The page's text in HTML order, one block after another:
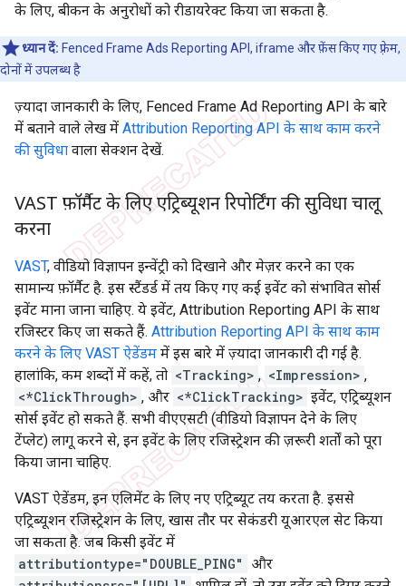
के लिए, बीकन के अनुरोधों को रीडायरेक्ट किया जा सकता है.
ध्यान दें: Fenced Frame Ads Reporting API, iframe और फ़ेंस किए गए फ़्रेम,
दोनों में उपलब्ध है
ज़्यादा जानकारी के लिए, Fenced Frame Ad Reporting API के बारे
में बताने वाले लेख में Attribution Reporting API के साथ काम करने
की सुविधा वाला सेक्शन देखें.
VAST फ़ॉर्मैट के लिए एट्रिब्यूशन रिपोर्टिंग की सुविधा चालू
करना
VAST, वीडियो विज्ञापन इन्वेंट्री को दिखाने और मेज़र करने का एक
सामान्य फ़ॉर्मैट है. इस स्टैंडर्ड में तय किए गए कई इवेंट को संभावित सोर्स
इवेंट माना जाना चाहिए. ये इवेंट, Attribution Reporting API के साथ
रजिस्टर किए जा सकते हैं. Attribution Reporting API के साथ काम
करने के लिए VAST ऐडेंडम में इस बारे में ज़्यादा जानकारी दी गई है.
हालांकि, कम शब्दों में कहें, तो <Tracking> , <Impression> ,
<*ClickThrough> , और <*ClickTracking> इवेंट, एट्रिब्यूशन
सोर्स इवेंट हो सकते हैं. सभी वीएएसटी (वीडियो विज्ञापन देने के लिए
टेंप्लेट) लागू करने से, इन इवेंट के लिए रजिस्ट्रेशन की ज़रूरी शर्तों को पूरा
किया जाना चाहिए.
VAST ऐडेंडम, इन एलिमेंट के लिए नए एट्रिब्यूट तय करता है. इससे
एट्रिब्यूशन रजिस्ट्रेशन के लिए, खास तौर पर सेकंडरी यूआरएल सेट किया
जा सकता है. जब किसी इवेंट में
attributiontype="DOUBLE_PING"
और